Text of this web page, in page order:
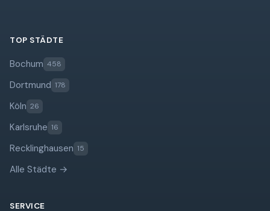
TOP STÄDTE
Bochum 458
Dortmund 178
Köln 26
Karlsruhe 16
Recklinghausen 15
Alle Städte →
SERVICE